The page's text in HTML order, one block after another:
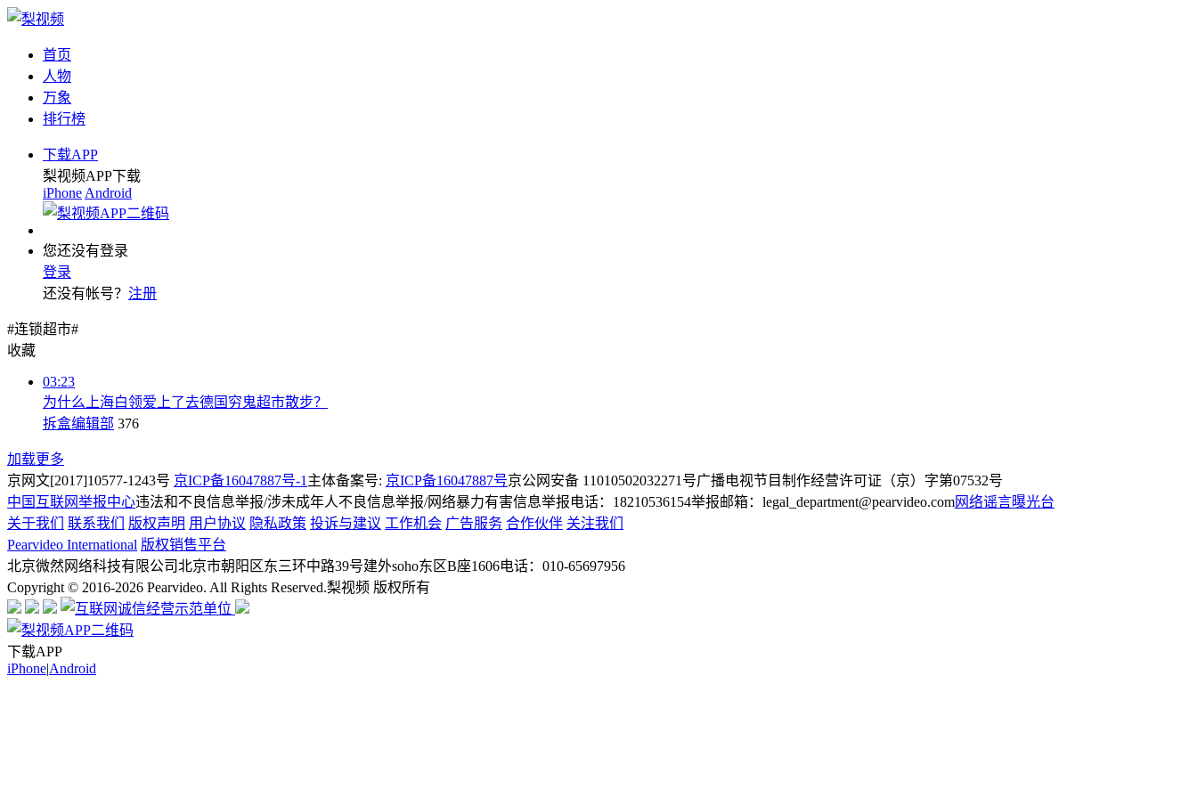
首页
人物
万象
排行榜
下载APP
梨视频APP下载
iPhone Android
您还没有登录
登录
还没有帐号？ 注册
#连锁超市#
收藏
03:23
为什么上海白领爱上了去德国穷鬼超市散步？
拆盒编辑部 376
加载更多
京网文[2017]10577-1243号 京ICP备16047887号-1 主体备案号: 京ICP备16047887号京公网安备 11010502032271号广播电视节目制作经营许可证（京）字第07532号
中国互联网举报中心违法和不良信息举报/涉未成年人不良信息举报/网络暴力有害信息举报电话：18210536154举报邮箱：legal_department@pearvideo.com网络谣言曝光台
关于我们
联系我们 版权声明 用户协议 隐私政策 投诉与建议 工作机会 广告服务 合作伙伴 关注我们
Pearvideo International 版权销售平台
北京微然网络科技有限公司北京市朝阳区东三环中路39号建外soho东区B座1606电话：010-65697956
Copyright © 2016-2026 Pearvideo. All Rights Reserved.梨视频 版权所有
下载APP
iPhone|Android